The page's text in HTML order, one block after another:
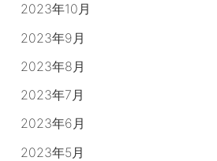
2023年10月
2023年9月
2023年8月
2023年7月
2023年6月
2023年5月